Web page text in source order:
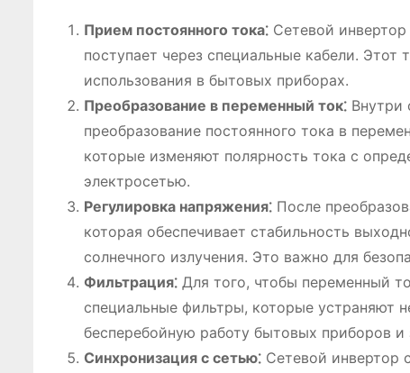
Прием постоянного тока⁚ Сетевой
поступает через специальные кабели.
использования в бытовых приборах.
Преобразование в переменный ток⁚ Внутри
преобразование постоянного тока в
которые изменяют полярность тока с
электросетью.
Регулировка напряжения⁚ После
которая обеспечивает стабильность
солнечного излучения. Это важно для
Фильтрация⁚ Для того, чтобы переменный
специальные фильтры, которые устраняют
бесперебойную работу бытовых приборов
Синхронизация с сетью⁚ Сетевой инвертор